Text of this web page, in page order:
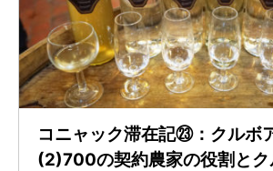
コニャック滞在記㉓：クルボ
(2)700の契約農家の役割とク